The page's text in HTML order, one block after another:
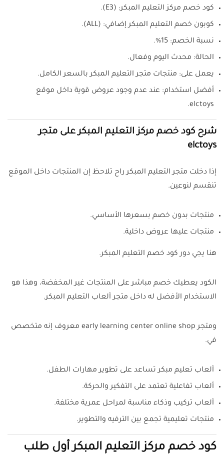
كود خصم مركز التعليم المبكر: (E3).
كوبون خصم التعليم المبكر إضافي: (ALL).
نسبة الخصم: 15%.
الحالة: محدث اليوم وفعال.
يعمل على: منتجات متجر التعليم المبكر بالسعر الكامل.
أفضل استخدام: عند عدم وجود عروض قوية داخل موقع
elctoys.
شرح كود خصم مركز التعليم المبكر على متجر
elctoys
إذا دخلت متجر التعليم المبكر راح تلاحظ إن المنتجات داخل الموقع
تنقسم لنوعين.
منتجات بدون خصم بسعرها الأساسي.
منتجات عليها عروض داخلية.
هنا يجي دور كود خصم التعليم المبكر.
الكود يعطيك خصم مباشر على المنتجات غير المخفضة، وهذا هو
الاستخدام الأفضل له داخل متجر ألعاب التعليم المبكر.
ومتجر early learning center online shop معروف إنه متخصص
في.
ألعاب تعليم مبكر تساعد على تطوير مهارات الطفل.
ألعاب تفاعلية تعتمد على التفكير والحركة.
ألعاب تركيب وذكاء مناسبة لمراحل عمرية مختلفة.
منتجات تعليمية تجمع بين الترفيه والتطوير.
كود خصم مركز التعليم المبكر أول طلب